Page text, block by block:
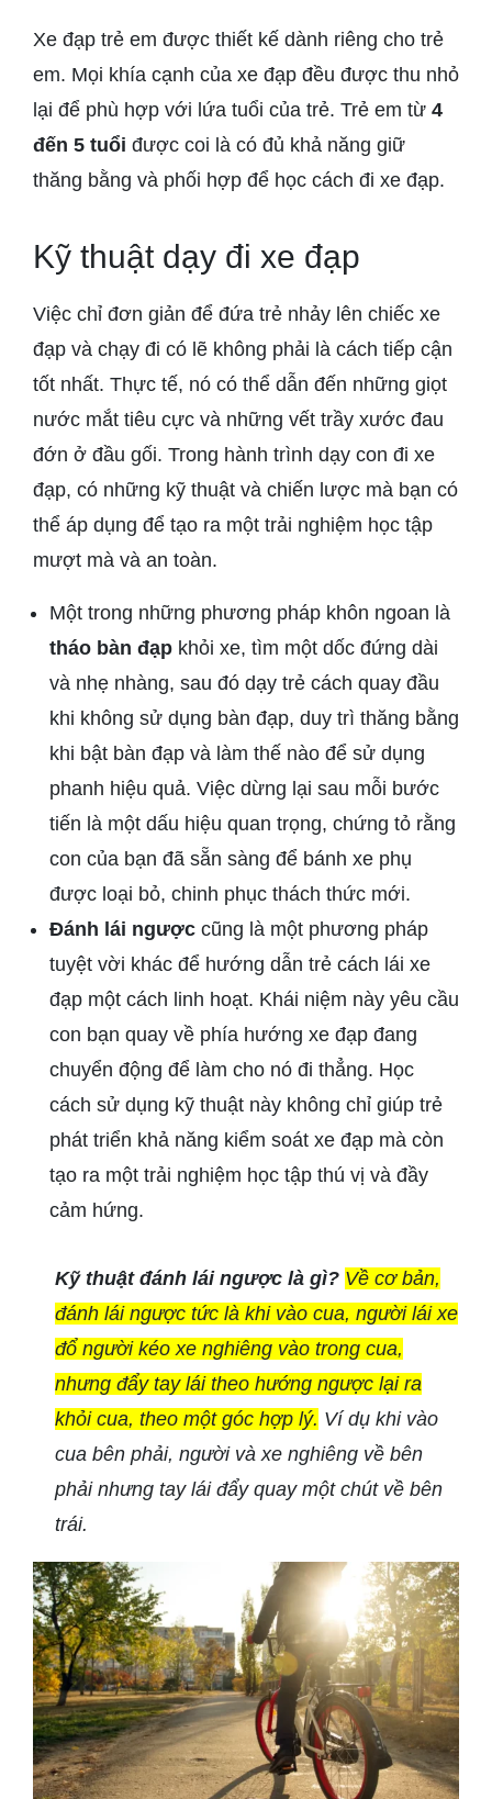
Xe đạp trẻ em được thiết kế dành riêng cho trẻ
em. Mọi khía cạnh của xe đạp đều được thu nhỏ
lại để phù hợp với lứa tuổi của trẻ. Trẻ em từ 4
đến 5 tuổi được coi là có đủ khả năng giữ
thăng bằng và phối hợp để học cách đi xe đạp.
Kỹ thuật dạy đi xe đạp
Việc chỉ đơn giản để đứa trẻ nhảy lên chiếc xe
đạp và chạy đi có lẽ không phải là cách tiếp cận
tốt nhất. Thực tế, nó có thể dẫn đến những giọt
nước mắt tiêu cực và những vết trầy xước đau
đớn ở đầu gối. Trong hành trình dạy con đi xe
đạp, có những kỹ thuật và chiến lược mà bạn có
thể áp dụng để tạo ra một trải nghiệm học tập
mượt mà và an toàn.
Một trong những phương pháp khôn ngoan là
tháo bàn đạp khỏi xe, tìm một dốc đứng dài
và nhẹ nhàng, sau đó dạy trẻ cách quay đầu
khi không sử dụng bàn đạp, duy trì thăng bằng
khi bật bàn đạp và làm thế nào để sử dụng
phanh hiệu quả. Việc dừng lại sau mỗi bước
tiến là một dấu hiệu quan trọng, chứng tỏ rằng
con của bạn đã sẵn sàng để bánh xe phụ
được loại bỏ, chinh phục thách thức mới.
Đánh lái ngược cũng là một phương pháp
tuyệt vời khác để hướng dẫn trẻ cách lái xe
đạp một cách linh hoạt. Khái niệm này yêu cầu
con bạn quay về phía hướng xe đạp đang
chuyển động để làm cho nó đi thẳng. Học
cách sử dụng kỹ thuật này không chỉ giúp trẻ
phát triển khả năng kiểm soát xe đạp mà còn
tạo ra một trải nghiệm học tập thú vị và đầy
cảm hứng.
Kỹ thuật đánh lái ngược là gì? Về cơ bản,
đánh lái ngược tức là khi vào cua, người lái xe
đổ người kéo xe nghiêng vào trong cua,
nhưng đẩy tay lái theo hướng ngược lại ra
khỏi cua, theo một góc hợp lý. Ví dụ khi vào
cua bên phải, người và xe nghiêng về bên
phải nhưng tay lái đẩy quay một chút về bên
trái.